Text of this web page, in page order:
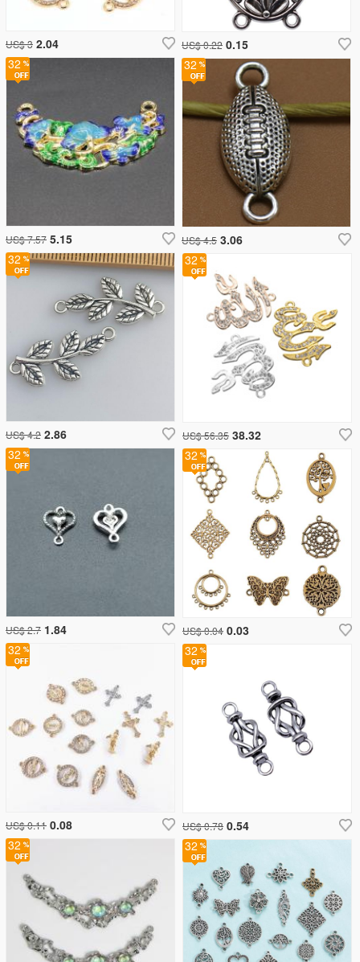
32
US$ 0.04 0.03
32
US$ 0.11 0.08
US$ 0.22 0.15
32
32
US$ 0.78 0.54
32
US$ 56.35 38.32
32
32
US$ 4.2 2.86
32
US$ 2.7 1.84
32
US$ 7.57 5.15
32
US$ 4.5 3.06
US$ 3 2.04